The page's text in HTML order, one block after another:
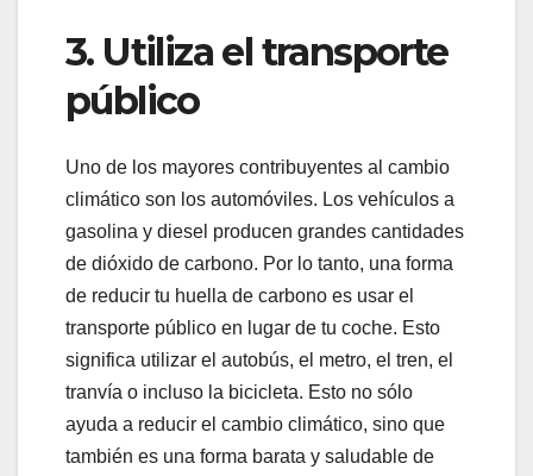
3. Utiliza el transporte
público
Uno de los mayores contribuyentes al cambio
climático son los automóviles. Los vehículos a
gasolina y diesel producen grandes cantidades
de dióxido de carbono. Por lo tanto, una forma
de reducir tu huella de carbono es usar el
transporte público en lugar de tu coche. Esto
significa utilizar el autobús, el metro, el tren, el
tranvía o incluso la bicicleta. Esto no sólo
ayuda a reducir el cambio climático, sino que
también es una forma barata y saludable de